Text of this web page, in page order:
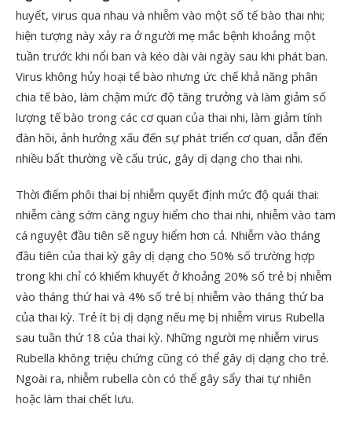
huyết, virus qua nhau và nhiễm vào một số tế bào thai nhi;
hiện tượng này xảy ra ở người mẹ mắc bệnh khoảng một
tuần trước khi nổi ban và kéo dài vài ngày sau khi phát ban.
Virus không hủy hoại tế bào nhưng ức chế khả năng phân
chia tế bào, làm chậm mức độ tăng trưởng và làm giảm số
lượng tế bào trong các cơ quan của thai nhi, làm giảm tính
đàn hồi, ảnh hưởng xấu đến sự phát triển cơ quan, dẫn đến
nhiều bất thường về cấu trúc, gây dị dạng cho thai nhi.
Thời điểm phôi thai bị nhiễm quyết định mức độ quái thai:
nhiễm càng sớm càng nguy hiểm cho thai nhi, nhiễm vào tam
cá nguyệt đầu tiên sẽ nguy hiểm hơn cả. Nhiễm vào tháng
đầu tiên của thai kỳ gây dị dạng cho 50% số trường hợp
trong khi chỉ có khiếm khuyết ở khoảng 20% số trẻ bị nhiễm
vào tháng thứ hai và 4% số trẻ bị nhiễm vào tháng thứ ba
của thai kỳ. Trẻ ít bị dị dạng nếu mẹ bị nhiễm virus Rubella
sau tuần thứ 18 của thai kỳ. Những người mẹ nhiễm virus
Rubella không triệu chứng cũng có thể gây dị dạng cho trẻ.
Ngoài ra, nhiễm rubella còn có thể gây sẩy thai tự nhiên
hoặc làm thai chết lưu.